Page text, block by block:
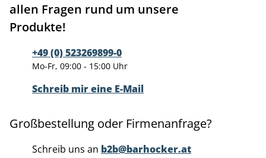
allen Fragen rund um unsere
Produkte!
+49 (0) 523269899-0
Mo-Fr, 09:00 - 15:00 Uhr
Schreib mir eine E-Mail
Großbestellung oder Firmenanfrage?
Schreib uns an b2b@barhocker.at